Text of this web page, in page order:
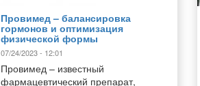
Провимед – балансировка
гормонов и оптимизация
физической формы
07/24/2023 - 12:01
Провимед – известный
фармацевтический препарат,